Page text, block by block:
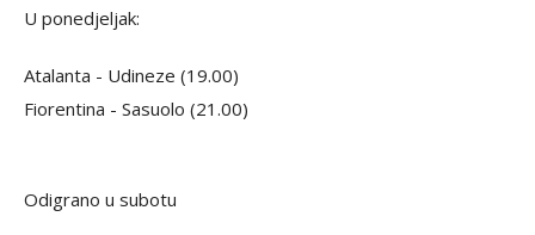
U ponedjeljak:
Atalanta - Udineze (19.00)
Fiorentina - Sasuolo (21.00)
Odigrano u subotu